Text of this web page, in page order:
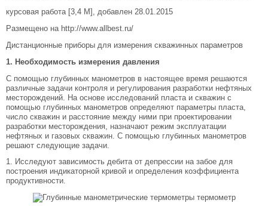
курсовая работа [3,4 M], добавлен 28.01.2015
Размещено на http://www.allbest.ru/
Дистанционные приборы для измерения скважинных параметров
1. Необходимость измерения давления
С помощью глубинных манометров в настоящее время решаются
различные задачи контроля и регулирования разработки нефтяных
месторождений. На основе исследований пласта и скважин с
помощью глубинных манометров определяют параметры пласта,
число скважин и расстояние между ними при проектировании
разработки месторождения, назначают режим эксплуатации
нефтяных и газовых скважин. С помощью глубинных манометров
решают следующие задачи.
1. Исследуют зависимость дебита от депрессии на забое для
построения индикаторной кривой и определения коэффициента
продуктивности.